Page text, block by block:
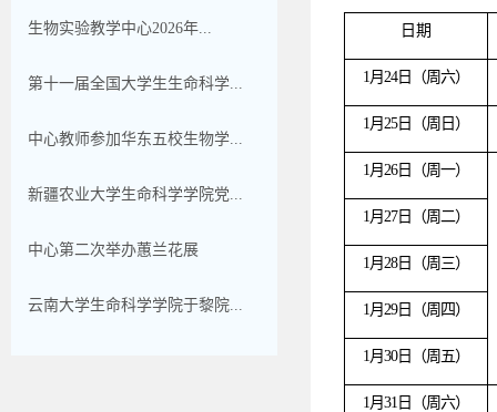
生物实验教学中心2026年...
第十一届全国大学生生命科学...
中心教师参加华东五校生物学...
新疆农业大学生命科学学院党...
中心第二次举办蕙兰花展
云南大学生命科学学院于黎院...
日期
1月24日（周六）
1月25日（周日）
1月26日（周一）
1月27日（周二）
1月28日（周三）
1月29日（周四）
1月30日（周五）
1月31日（周六）